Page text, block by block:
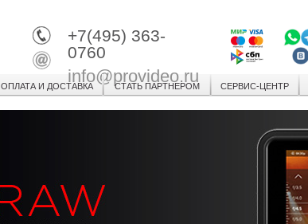
+7(495) 363-
0760
info@provideo.ru
ОПЛАТА И ДОСТАВКА СТАТЬ ПАРТНЕРОМ СЕРВИС-ЦЕНТР